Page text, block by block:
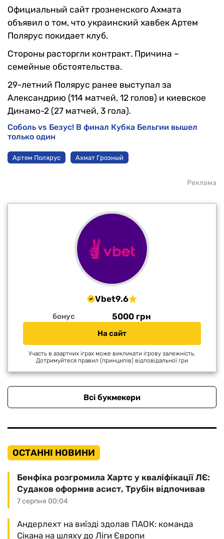
Официальный сайт грозненского Ахмата
объявил о том, что украинский хавбек Артем
Полярус покидает клуб.
Стороны расторгли контракт. Причина –
семейные обстоятельства.
29-летний Полярус ранее выступал за
Александрию (114 матчей, 12 голов) и киевское
Динамо-2 (27 матчей, 3 гола).
Соболь vs Безус! В финал Кубка Бельгии вышел
только один
Артем Полярус Ахмат Грозный
Реклама
Vbet9.6
бонус 5000 грн
На сайт
Участь в азартних іграх може викликати ігрову залежність.
Дотримуйтеся правил (принципів) відповідальної гри
Всі букмекери
ОСТАННІ НОВИНИ
7 серпня 00:04
Бенфіка розгромила Хартс у кваліфікації ЛЄ:
Судаков оформив асист, Трубін відпочивав
Андерлехт на виїзді здолав ПАОК: команда
Сікана на шляху до Ліги Європи